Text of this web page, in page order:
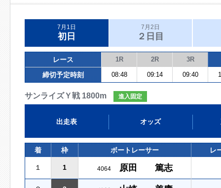
7月1日
初日
7月2日
２日目
レース 1R 2R 3R
締切予定時刻 08:48 09:14 09:40
サンライズＹ戦 1800m 進入固定
出走表 オッズ
着 枠 ボートレーサー レ
１ 1 4064 原田 篤志